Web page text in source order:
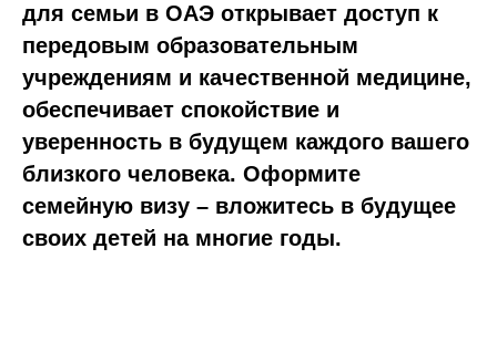
для семьи в ОАЭ открывает доступ к
передовым образовательным
учреждениям и качественной медицине,
обеспечивает спокойствие и
уверенность в будущем каждого вашего
близкого человека. Оформите
семейную визу – вложитесь в будущее
своих детей на многие годы.